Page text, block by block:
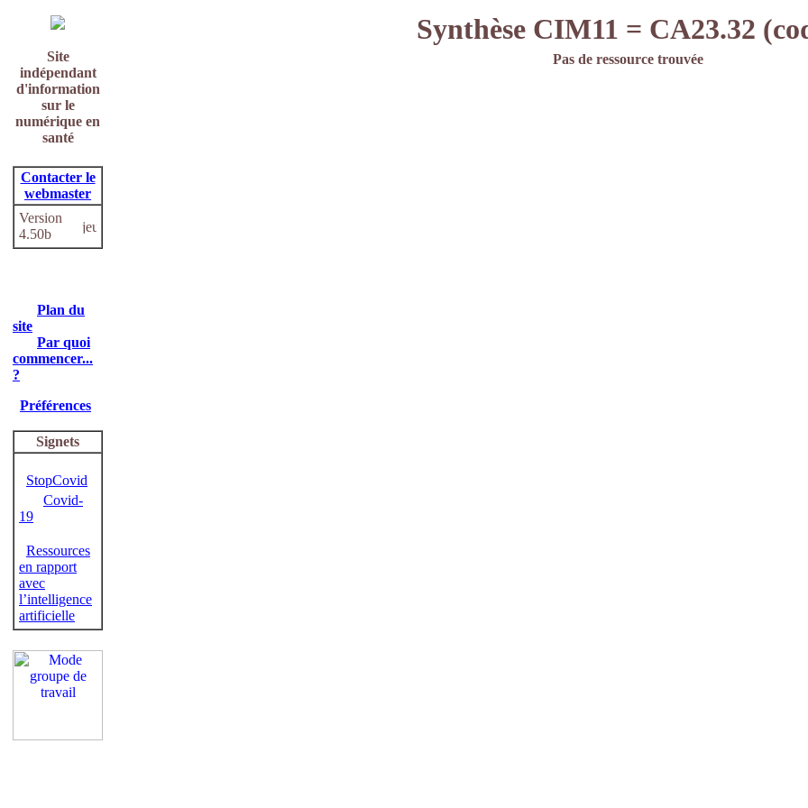
Site
indépendant
d'information
sur le
numérique en
santé
Contacter le
webmaster
Version
4.50b
Plan du
site
Par quoi
commencer...
?
Préférences
Signets
StopCovid
Covid-
19
Ressources
en rapport
avec
l’intelligence
artificielle
Synthèse CIM11 = CA23.32
Pas de ressource trouvée